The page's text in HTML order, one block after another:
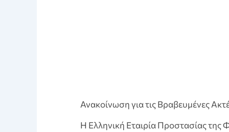
Ανακοίνωση για τις Βραβευμένες
Η Ελληνική Εταιρία Προστασίας